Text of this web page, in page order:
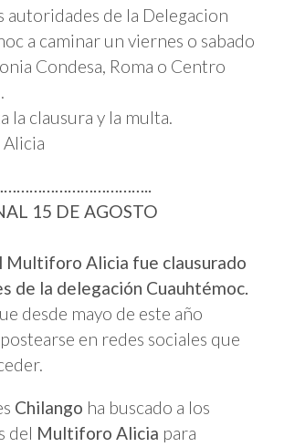
autoridades de la Delegacion
a caminar un viernes o sabado
Condesa, Roma o Centro
la clausura y la multa.
15 DE AGOSTO
Multiforo Alicia fue clausurado
de la delegación Cuauhtémoc.
desde mayo de este año
en redes sociales que
Chilango ha buscado a los
del Multiforo Alicia para